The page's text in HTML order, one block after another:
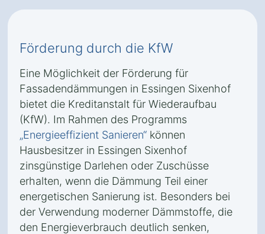
Förderung durch die KfW
Eine Möglichkeit der Förderung für
Fassadendämmungen in Essingen Sixenhof
bietet die Kreditanstalt für Wiederaufbau
(KfW). Im Rahmen des Programms
„Energieeffizient Sanieren“ können
Hausbesitzer in Essingen Sixenhof
zinsgünstige Darlehen oder Zuschüsse
erhalten, wenn die Dämmung Teil einer
energetischen Sanierung ist. Besonders bei
der Verwendung moderner Dämmstoffe, die
den Energieverbrauch deutlich senken,